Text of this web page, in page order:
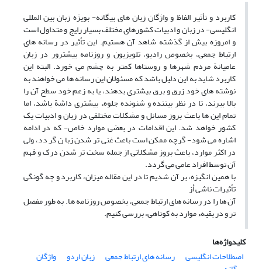
کاربرد و تأثیر الفاظ و واژگان زبان های بیگانه- بویژه زبان بین المللی
انگلیسی- در زبان و ادبیات کشورهای مختلف بسیار رایج و متداول است
و امروزه بیش از گذشته شاهد آن هستیم. این تأثیر در رسانه های
ارتباط جمعی، بخصوص رادیو، تلویزیون و روزنامه بیشترور در زبان
عامیانة مردم شهرها و روستاها کمتر به چشم می خورد. البته این
کاربرد شاید به این دلیل باشد که مسئولان این رسانه ها می خواهند به
نوشته های خود زرق و برق بیشتری بدهند، یا به زعم خود سطح آن را
بالا ببرند، تا در نظر بیننده و شنونده جلوهء بیشتری داشة باشد، اما
تمام این ها باعث بروز مسانل و مشکلات مختلفی در زبان و ادبیات یک
کشور خواهد شد. این اقدامات در بعضی موارد خاص- که در ادامه
اشاره می شود- گرچه ممکن است باعث غنی تر شدن زبا ن گر دد، ولی
در اکثر موارد، باعث بروز مشکلاتی از جمله سخت تر شدن درک و فهم
آن توسط افراد عامی می گردد.
با همین انگیزه، بر آن شدیم تا در این مقاله میزان، کاربرد و چه گونگی
تأثیرات ناشی أز
آن ها را در رسانه های ارتباط جمعی، بخصوص روزنامه ها. به طور مفصل
تر و در بقیهء موارد به کوتاهی، بررسی کنیم.
کلیدواژه‌ها
اصطلاحات انگلیسی
رسانه های ارتباط جمعی زبان اردو واژگان